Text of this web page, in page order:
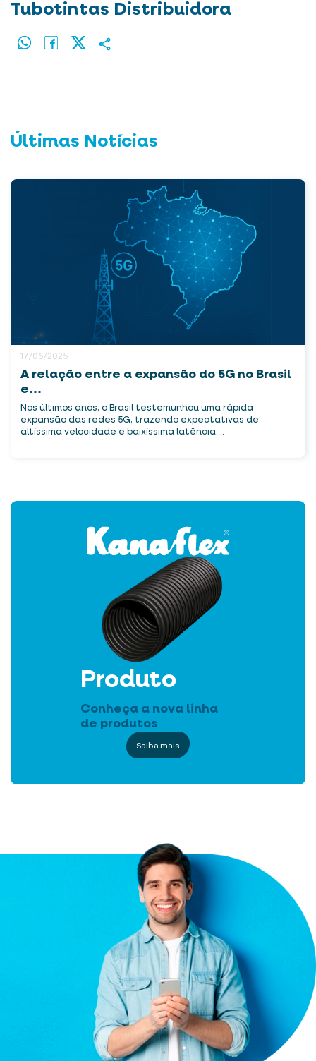
Tubotintas Distribuidora
Últimas Notícias
17/06/2025
A relação entre a expansão do 5G no Brasil
e...
Nos últimos anos, o Brasil testemunhou uma rápida
expansão das redes 5G, trazendo expectativas de
altíssima velocidade e baixíssima latência....
Produto
Conheça a nova linha
de produtos
Saiba mais